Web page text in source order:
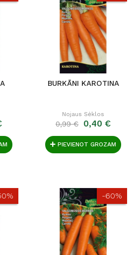
BURKĀNI KAROTINA
Nojaus Sėklos
0,99 € 0,40 €
PIEVIENOT GROZAM
-60%